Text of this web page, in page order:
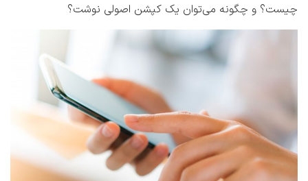
چیست؟ و چگونه می‌توان یک کپشن اصولی نوشت؟